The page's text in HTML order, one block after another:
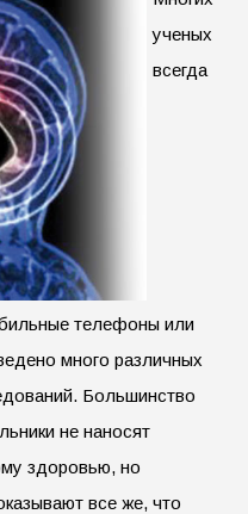
ученых
всегда
телефоны или
много различных
Большинство
не наносят
здоровью, но
все же, что